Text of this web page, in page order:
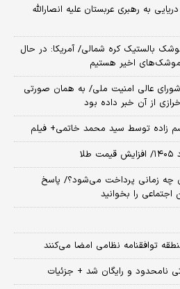
به رهبری عربستان علیه انصارالله
بالستیک کره شمالی/ آمریکا: در حال
موشک‌های اخیر هستیم
شورای عالی امنیت ملی/ به همان صورتی
از آن خبر داده بود
زاده توسط سید محمد خاتمی+ فیلم
چه زمانی پرداخت می‌شود؟/ پاسخ
را بخوانید
و رایگان شد + جزئیات